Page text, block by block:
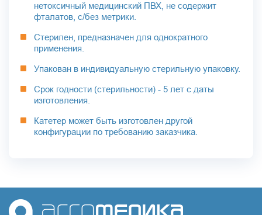
нетоксичный медицинский ПВХ, не содержит
фталатов, с/без метрики.
Стерилен, предназначен для однократного
применения.
Упакован в индивидуальную стерильную упаковку.
Срок годности (стерильности) - 5 лет с даты
изготовления.
Катетер может быть изготовлен другой
конфигурации по требованию заказчика.